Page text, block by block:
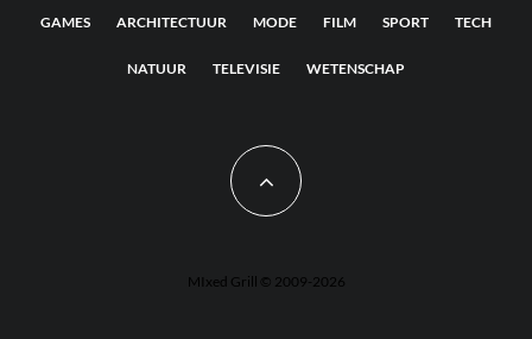
GAMES ARCHITECTUUR MODE FILM SPORT TECH
NATUUR TELEVISIE WETENSCHAP
MIxed Grill © 2009-2026